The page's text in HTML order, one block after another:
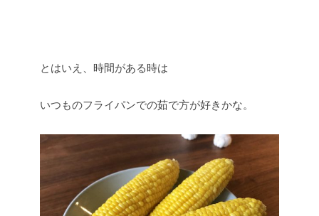
とはいえ、時間がある時は
いつものフライパンでの茹で方が好きかな。